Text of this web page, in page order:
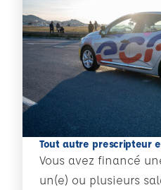
Tout autre prescripteur
Vous avez financé
un(e) ou plusieurs